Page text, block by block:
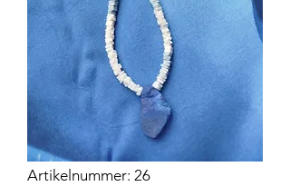
Artikelnummer: 26